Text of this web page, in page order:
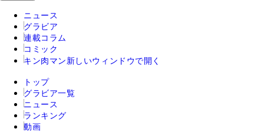
ニュース
グラビア
連載コラム
コミック
キン肉マン 新しいウィンドウで開く
トップ
グラビア一覧
ニュース
ランキング
動画